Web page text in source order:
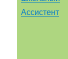
Ассистент